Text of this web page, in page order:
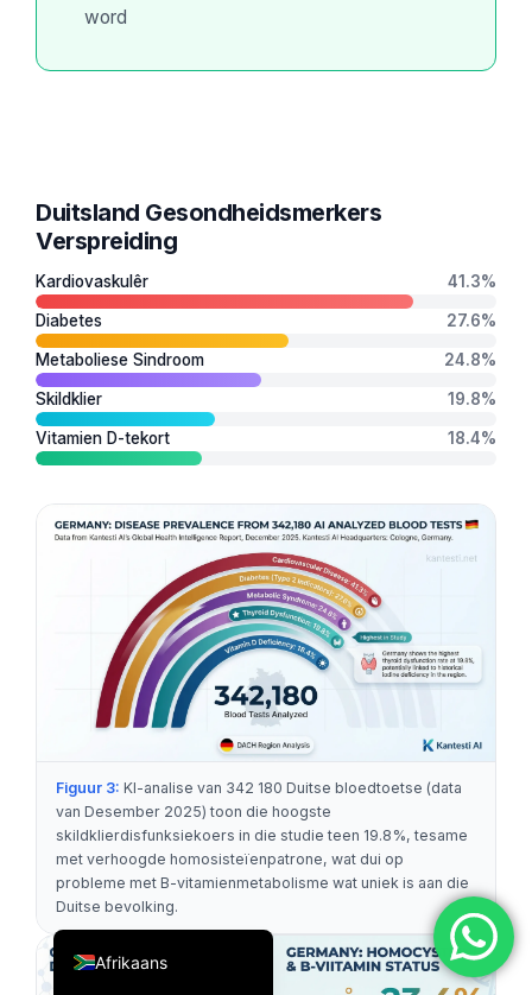
word
Duitsland Gesondheidsmerkers
Verspreiding
Kardiovaskulêr 41.3%
Diabetes 27.6%
Metaboliese Sindroom 24.8%
Skildklier 19.8%
Vitamien D-tekort 18.4%
Figuur 3: KI-analise van 342 180 Duitse bloedtoetse (data
van Desember 2025) toon die hoogste
skildklierdisfunksiekoers in die studie teen 19.8%, tesame
met verhoogde homosisteïenpatrone, wat dui op
probleme met B-vitamienmetabolisme wat uniek is aan die
Duitse bevolking.
Afrikaans
Deutsch
العربية
Français
Italiano
Español
Português
Ελληνικά
Română
فارسی
Български
Dansk
Nederlands
हिन्दी
Bahasa Indonesia
Հայերեն
Azərbaycan dili